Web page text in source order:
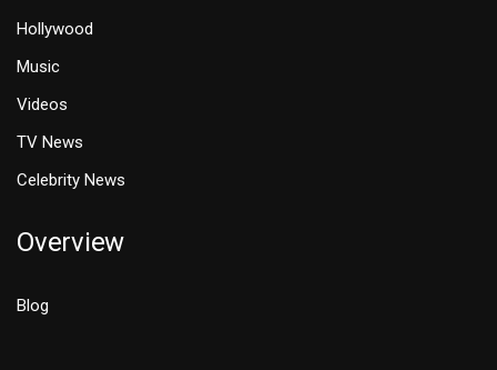
Hollywood
Music
Videos
TV News
Celebrity News
Overview
Blog